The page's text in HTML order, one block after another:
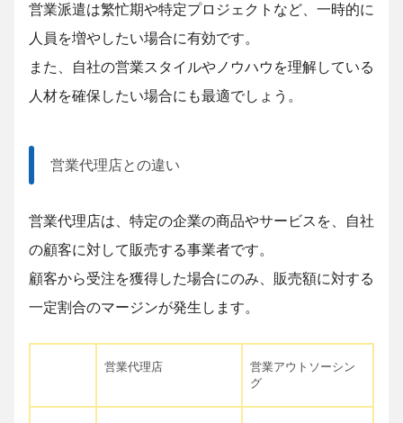
営業派遣は繁忙期や特定プロジェクトなど、一時的に
人員を増やしたい場合に有効です。
また、自社の営業スタイルやノウハウを理解している
人材を確保したい場合にも最適でしょう。
営業代理店との違い
営業代理店は、特定の企業の商品やサービスを、自社
の顧客に対して販売する事業者です。
顧客から受注を獲得した場合にのみ、販売額に対する
一定割合のマージンが発生します。
営業代理店
営業アウトソーシン
グ